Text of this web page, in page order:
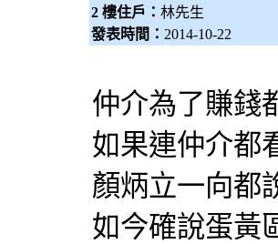
2 樓住戶： 林先生
發表時間： 2014-10-22
仲介為了賺錢
如果連仲介都
顏炳立一向都
如今確說蛋黃